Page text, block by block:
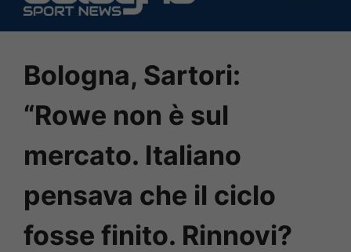
contenuto
Bologna, Sartori:
“Rowe non è sul
mercato. Italiano
pensava che il ciclo
fosse finito. Rinnovi?